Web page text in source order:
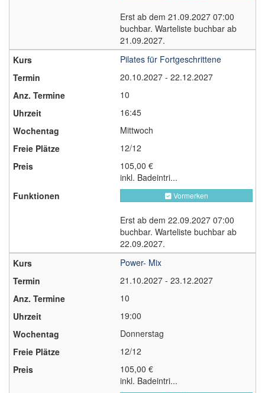
Erst ab dem 21.09.2027 07:00
buchbar. Warteliste buchbar ab
21.09.2027.
Pilates für Fortgeschrittene
20.10.2027 - 22.12.2027
10
16:45
Mittwoch
12/12
105,00 €
inkl. Badeintri...
Vormerken
Erst ab dem 22.09.2027 07:00
buchbar. Warteliste buchbar ab
22.09.2027.
Power- Mix
21.10.2027 - 23.12.2027
10
19:00
Donnerstag
12/12
105,00 €
inkl. Badeintri...